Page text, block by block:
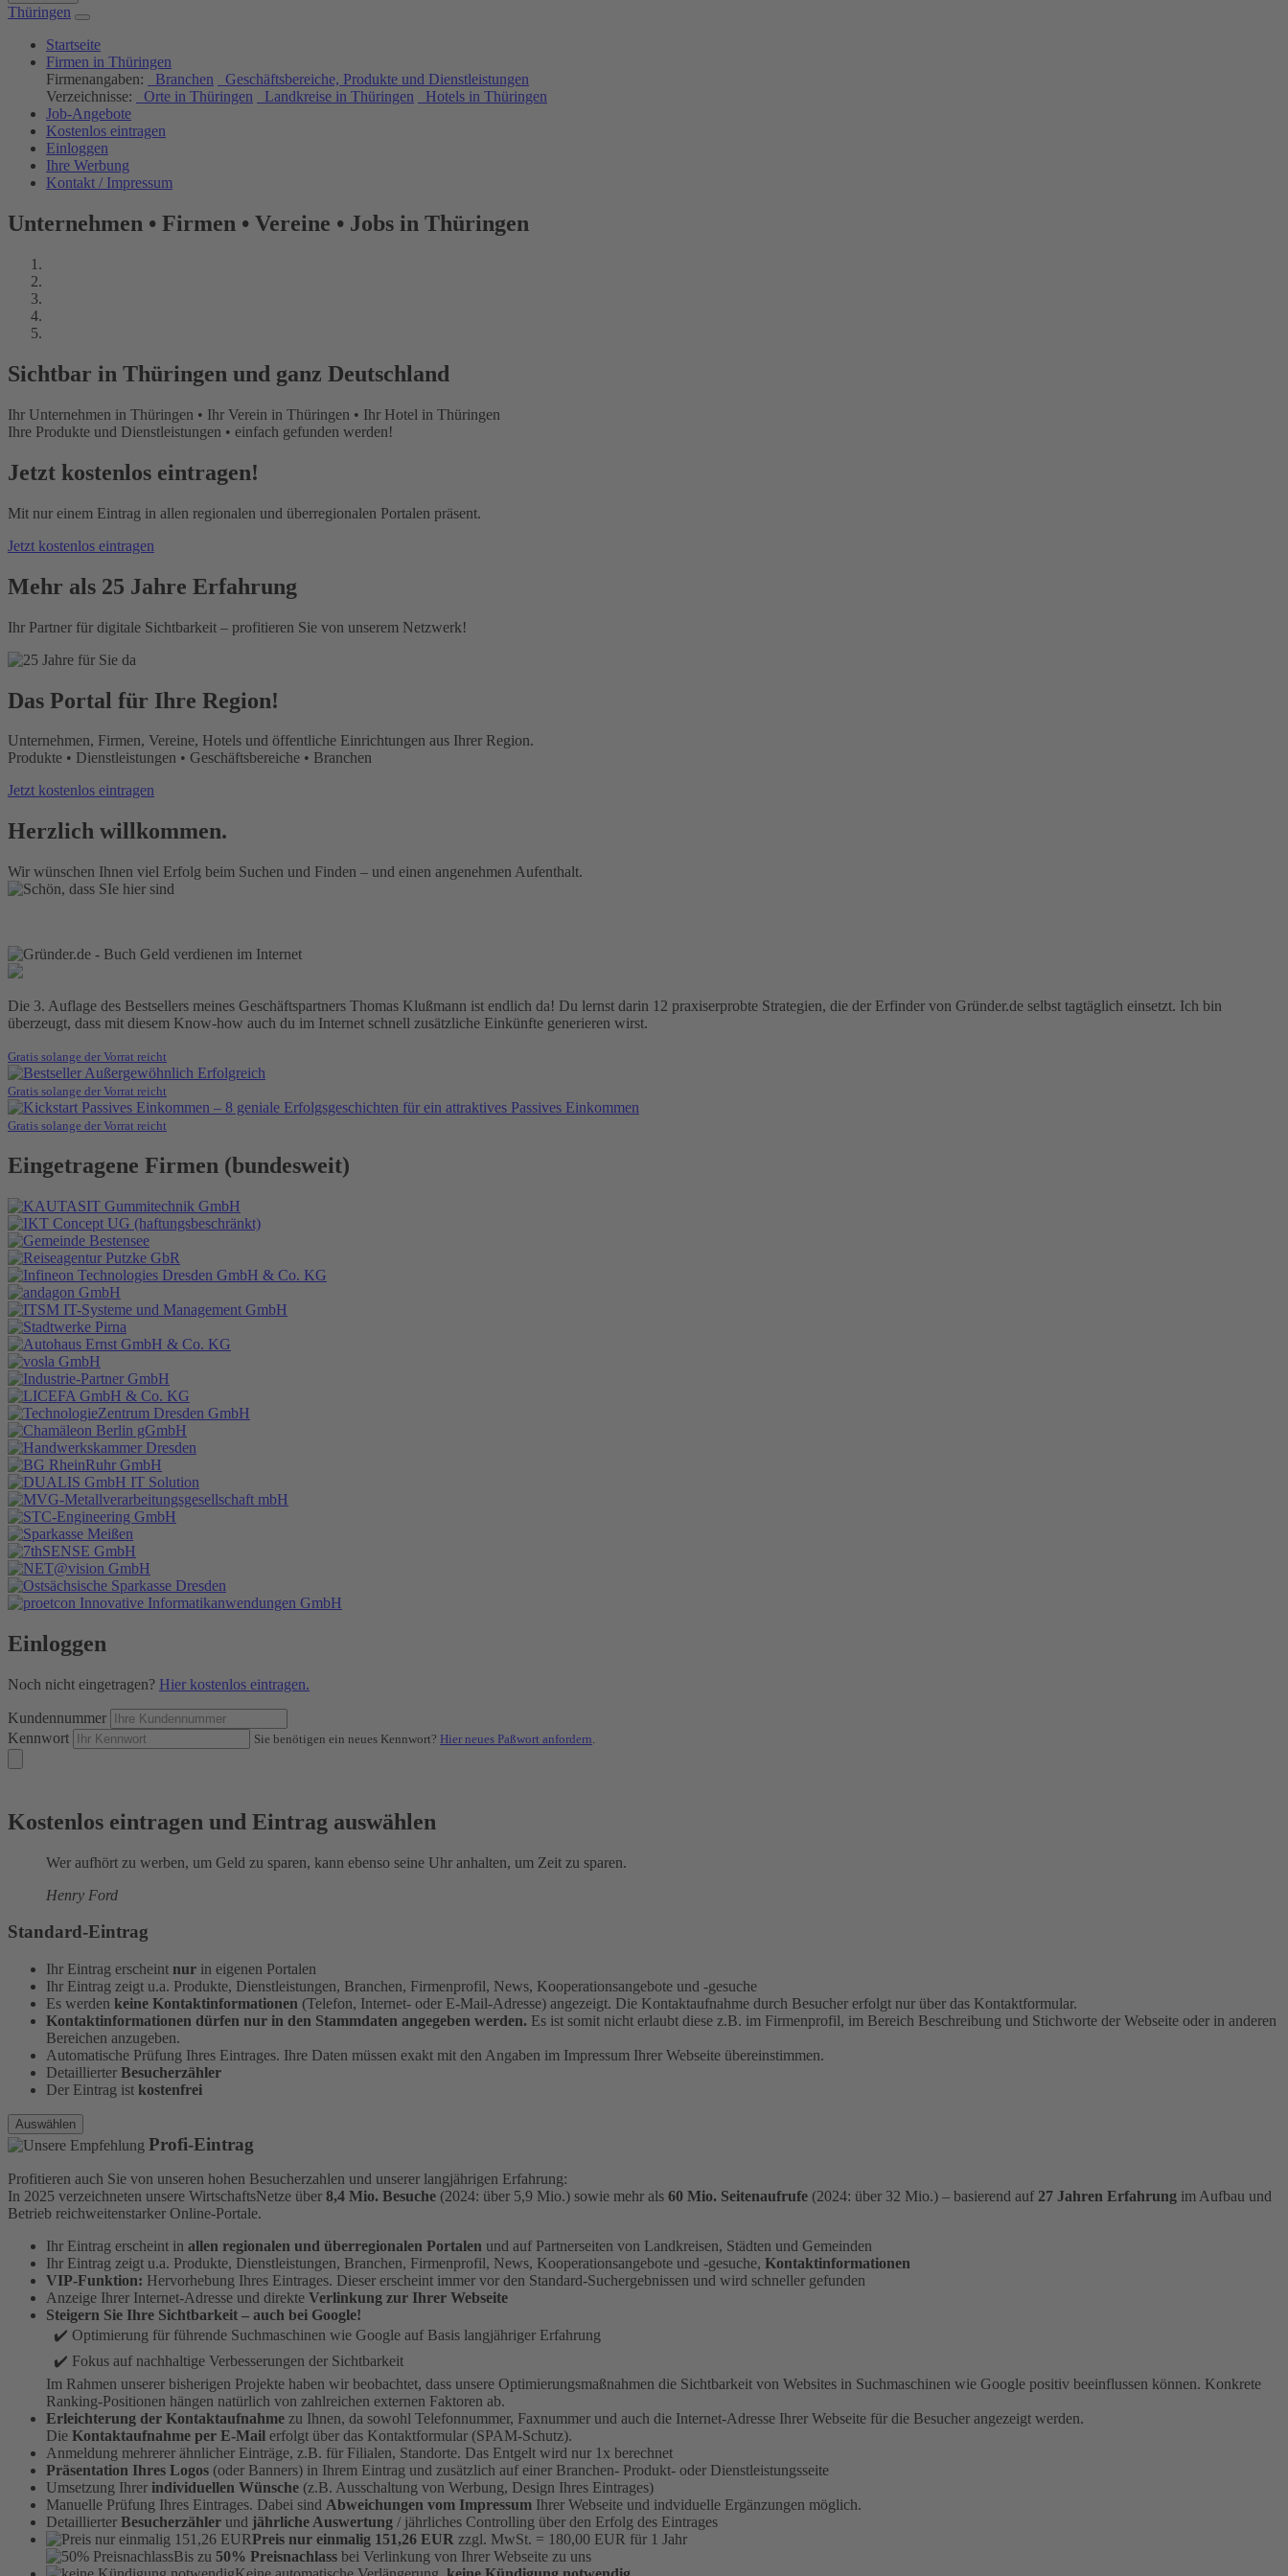
Thüringen
Startseite
Firmen in Thüringen
Firmenangaben:
Branchen
Geschäftsbereiche, Produkte und Dienstleistungen
Verzeichnisse:
Orte in Thüringen Landkreise in Thüringen
Hotels in Thüringen
Job-Angebote
Kostenlos eintragen
Einloggen
Ihre Werbung
Kontakt / Impressum
Unternehmen • Firmen • Vereine • Jobs in Thüringen
Sichtbar in Thüringen und ganz Deutschland
Ihr Unternehmen in Thüringen • Ihr Verein in Thüringen • Ihr Hotel in Thüringen
Ihre Produkte und Dienstleistungen • einfach gefunden werden!
Jetzt kostenlos eintragen!
Mit nur einem Eintrag in allen regionalen und überregionalen Portalen präsent.
Jetzt kostenlos eintragen
Mehr als 25 Jahre Erfahrung
Ihr Partner für digitale Sichtbarkeit – profitieren Sie von unserem Netzwerk!
Das Portal für Ihre Region!
Unternehmen, Firmen, Vereine, Hotels und öffentliche Einrichtungen aus Ihrer Region.
Produkte • Dienstleistungen • Geschäftsbereiche • Branchen
Jetzt kostenlos eintragen
Herzlich willkommen.
Wir wünschen Ihnen viel Erfolg beim Suchen und Finden – und einen angenehmen Aufenthalt.
Die 3. Auflage des Bestsellers meines Geschäftspartners Thomas Klußmann ist endlich da! Du lernst darin 12 praxiserprobte Strategien, die der Erfinder von Gründer.de selbst tagtäglich einsetzt. Ich bin
überzeugt, dass mit diesem Know-how auch du im Internet schnell zusätzliche Einkünfte generieren wirst.
Gratis solange der Vorrat reicht
Gratis solange der Vorrat reicht
Gratis solange der Vorrat reicht
Eingetragene Firmen (bundesweit)
Einloggen
Noch nicht eingetragen? Hier kostenlos eintragen.
Kundennummer
Kennwort
Sie benötigen ein neues Kennwort? Hier neues Paßwort anfordern
Kostenlos eintragen und Eintrag auswählen
Wer aufhört zu werben, um Geld zu sparen, kann ebenso seine Uhr anhalten, um Zeit zu sparen.
Henry Ford
Standard-Eintrag
Ihr Eintrag erscheint nur in eigenen Portalen
Ihr Eintrag zeigt u.a. Produkte, Dienstleistungen, Branchen, Firmenprofil, News, Kooperationsangebote und -gesuche
Es werden keine Kontaktinformationen (Telefon, Internet- oder E-Mail-Adresse) angezeigt. Die Kontaktaufnahme durch Besucher erfolgt nur über das Kontaktformular.
Kontaktinformationen dürfen nur in den Stammdaten angegeben werden. Es ist somit nicht erlaubt diese z.B. im Firmenprofil, im Bereich Beschreibung und Stichworte der Webseite oder in anderen
Bereichen anzugeben.
Automatische Prüfung Ihres Eintrages. Ihre Daten müssen exakt mit den Angaben im Impressum Ihrer Webseite übereinstimmen.
Detaillierter Besucherzähler
Der Eintrag ist kostenfrei
Auswählen
Profi-Eintrag
Profitieren auch Sie von unseren hohen Besucherzahlen und unserer langjährigen Erfahrung:
In 2025 verzeichneten unsere WirtschaftsNetze über 8,4 Mio. Besuche (2024: über 5,9 Mio.) sowie mehr als 60 Mio. Seitenaufrufe (2024: über 32 Mio.) – basierend auf 27 Jahren Erfahrung im Aufbau und
Betrieb reichweitenstarker Online-Portale.
Ihr Eintrag erscheint in allen regionalen und überregionalen Portalen und auf Partnerseiten von Landkreisen, Städten und Gemeinden
Ihr Eintrag zeigt u.a. Produkte, Dienstleistungen, Branchen, Firmenprofil, News, Kooperationsangebote und -gesuche, Kontaktinformationen
VIP-Funktion: Hervorhebung Ihres Eintrages. Dieser erscheint immer vor den Standard-Suchergebnissen und wird schneller gefunden
Anzeige Ihrer Internet-Adresse und direkte Verlinkung zur Ihrer Webseite
Steigern Sie Ihre Sichtbarkeit – auch bei Google!
✔️ Optimierung für führende Suchmaschinen wie Google auf Basis langjähriger Erfahrung
✔️ Fokus auf nachhaltige Verbesserungen der Sichtbarkeit
Im Rahmen unserer bisherigen Projekte haben wir beobachtet, dass unsere Optimierungsmaßnahmen die Sichtbarkeit von Websites in Suchmaschinen wie Google positiv beeinflussen können. Konkrete
Ranking-Positionen hängen natürlich von zahlreichen externen Faktoren ab.
Erleichterung der Kontaktaufnahme zu Ihnen, da sowohl Telefonnummer, Faxnummer und auch die Internet-Adresse Ihrer Webseite für die Besucher angezeigt werden.
Die Kontaktaufnahme per E-Mail erfolgt über das Kontaktformular (SPAM-Schutz).
Anmeldung mehrerer ähnlicher Einträge, z.B. für Filialen, Standorte. Das Entgelt wird nur 1x berechnet
Präsentation Ihres Logos (oder Banners) in Ihrem Eintrag und zusätzlich auf einer Branchen- Produkt- oder Dienstleistungsseite
Umsetzung Ihrer individuellen Wünsche (z.B. Ausschaltung von Werbung, Design Ihres Eintrages)
Manuelle Prüfung Ihres Eintrages. Dabei sind Abweichungen vom Impressum Ihrer Webseite und indviduelle Ergänzungen möglich.
Detaillierter Besucherzähler und jährliche Auswertung / jährliches Controlling über den Erfolg des Eintrages
Preis nur einmalig 151,26 EUR zzgl. MwSt. = 180,00 EUR für 1 Jahr
Bis zu 50% Preisnachlass bei Verlinkung von Ihrer Webseite zu uns